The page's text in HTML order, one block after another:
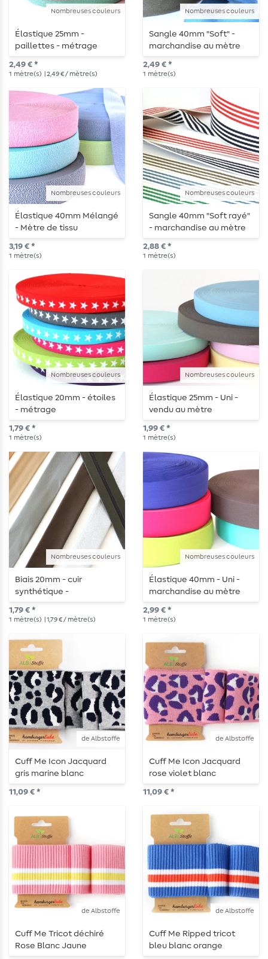
Nombreuses couleurs
Élastique 25mm -
paillettes - métrage
2,49 € *
1 mètre(s) | 2,49 € / mètre(s)
Nombreuses couleurs
Sangle 40mm "Soft" -
marchandise au mètre
2,49 € *
1 mètre(s)
Nombreuses couleurs
Élastique 40mm Mélangé
- Mètre de tissu
3,19 € *
1 mètre(s)
Nombreuses couleurs
Sangle 40mm "Soft rayé"
- marchandise au mètre
2,88 € *
1 mètre(s)
Nombreuses couleurs
Élastique 20mm - étoiles
- métrage
1,79 € *
1 mètre(s)
Nombreuses couleurs
Élastique 25mm - Uni -
vendu au mètre
1,99 € *
1 mètre(s)
Nombreuses couleurs
Biais 20mm - cuir
synthétique -
marchandise au mètre
1,79 € *
1 mètre(s) | 1,79 € / mètre(s)
Nombreuses couleurs
Élastique 40mm - Uni -
marchandise au mètre
2,99 € *
1 mètre(s)
de Albstoffe
Cuff Me Icon Jacquard
gris marine blanc
11,09 € *
de Albstoffe
Cuff Me Icon Jacquard
rose violet blanc
11,09 € *
de Albstoffe
Cuff Me Tricot déchiré
Rose Blanc Jaune
de Albstoffe
Cuff Me Ripped tricot
bleu blanc orange